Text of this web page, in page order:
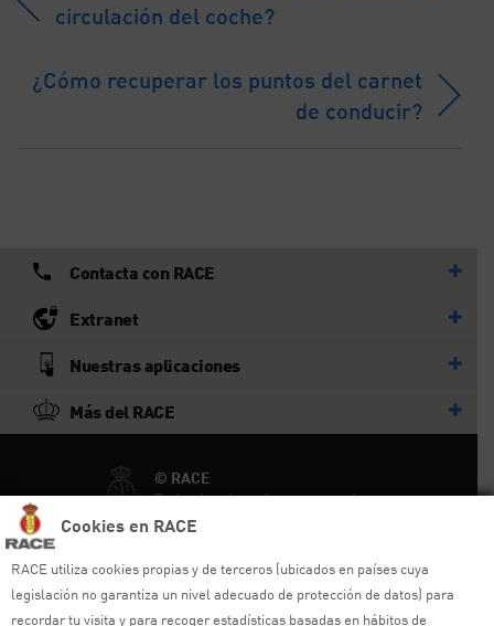
Cookies en RACE
RACE utiliza cookies propias y de terceros (ubicados en países cuya
legislación no garantiza un nivel adecuado de protección de datos) para
recordar tu visita y para recoger estadísticas basadas en hábitos de
circulación del coche?
¿Cómo recuperar los puntos del carnet
de conducir?
Contacta con RACE
Extranet
Nuestras aplicaciones
Más del RACE
© RACE
Todos los derechos reservados
Aviso legal